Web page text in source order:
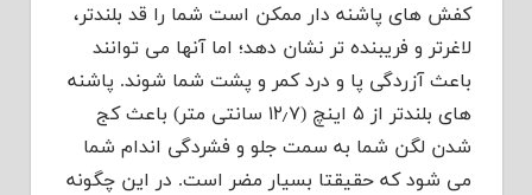
کفش های پاشنه دار ممکن است شما را قد بلندتر،
لاغرتر و فریبنده تر نشان دهد؛ اما آنها می توانند
باعث آزردگی پا و درد کمر و پشت شما شوند. پاشنه
های بلندتر از ۵ اینچ (۱۲٫۷ سانتی متر) باعث کج
شدن لگن شما به سمت جلو و فشردگی اندام شما
می شود که حقیقتا بسیار مضر است. در این چگونه